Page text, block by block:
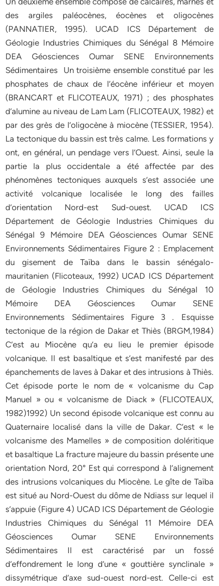
des argiles paléocènes, éocènes et oligocènes
(PANNATIER, 1995). UCAD ICS Département de
Géologie Industries Chimiques du Sénégal 8 Mémoire
DEA Géosciences Oumar SENE Environnements
Sédimentaires Un troisième ensemble constitué par les
phosphates de chaux de l’éocène inférieur et moyen
(BRANCART et FLICOTEAUX, 1971) ; des phosphates
d’alumine au niveau de Lam Lam (FLICOTEAUX, 1982) et
par des grès de l’oligocène à miocène (TESSIER, 1954).
La tectonique du bassin est très calme. Les formations y
ont, en général, un pendage vers l’Ouest. Ainsi, seule la
partie la plus occidentale a été affectée par des
phénomènes tectoniques auxquels s’est associée une
activité volcanique localisée le long des failles
d’orientation Nord-est Sud-ouest. UCAD ICS
Département de Géologie Industries Chimiques du
Sénégal 9 Mémoire DEA Géosciences Oumar SENE
Environnements Sédimentaires Figure 2 : Emplacement
du gisement de Taïba dans le bassin sénégalo-
mauritanien (Flicoteaux, 1992) UCAD ICS Département
de Géologie Industries Chimiques du Sénégal 10
Mémoire DEA Géosciences Oumar SENE
Environnements Sédimentaires Figure 3 . Esquisse
tectonique de la région de Dakar et Thiès (BRGM,1984)
C’est au Miocène qu’a eu lieu le premier épisode
volcanique. Il est basaltique et s’est manifesté par des
épanchements de laves à Dakar et des intrusions à Thiès.
Cet épisode porte le nom de « volcanisme du Cap
Manuel » ou « volcanisme de Diack » (FLICOTEAUX,
1982)1992) Un second épisode volcanique est connu au
Quaternaire localisé dans la ville de Dakar. C’est « le
volcanisme des Mamelles » de composition doléritique
et basaltique La fracture majeure du bassin présente une
orientation Nord, 20° Est qui correspond à l’alignement
des intrusions volcaniques du Miocène. Le gîte de Taïba
est situé au Nord-Ouest du dôme de Ndiass sur lequel il
s’appuie (Figure 4) UCAD ICS Département de Géologie
Industries Chimiques du Sénégal 11 Mémoire DEA
Géosciences Oumar SENE Environnements
Sédimentaires Il est caractérisé par un fossé
d’effondrement le long d’une « gouttière synclinale »
dissymétrique d’axe sud-ouest nord-est. Celle-ci est